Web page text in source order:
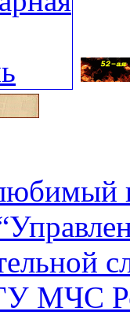
МЧС